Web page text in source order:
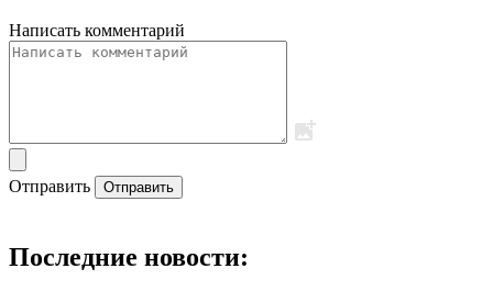
Написать комментарий
Отправить Отправить
Последние новости: